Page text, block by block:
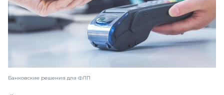
Банковские решения для ФЛП